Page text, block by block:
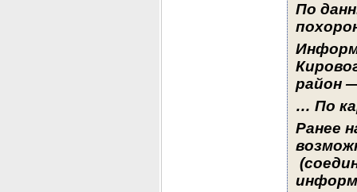
По
район
… По
Ранее